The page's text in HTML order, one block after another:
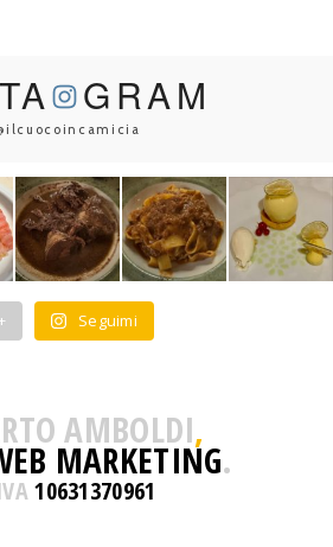
GRAM
Seguimi
AMBOLDI,
MARKETING.
10631370961